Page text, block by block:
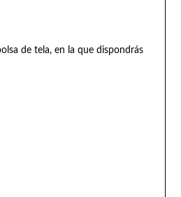
de tela, en la que dispondrás